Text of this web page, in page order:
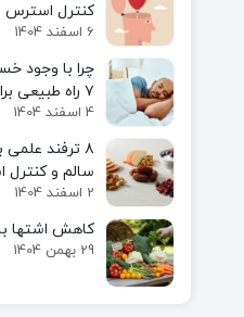
کنترل استرس
6 اسفند 1404
چرا با وجود
۷ راه طبیعی برای خواب عمیق‌تر
4 اسفند 1404
۸ ترفند علمی
سالم و کنترل
2 اسفند 1404
کاهش اشتها
29 بهمن 1404